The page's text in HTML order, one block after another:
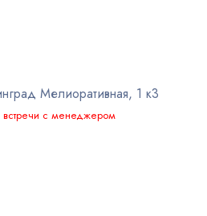
Мелиоративная, 1 к3
встречи с менеджером